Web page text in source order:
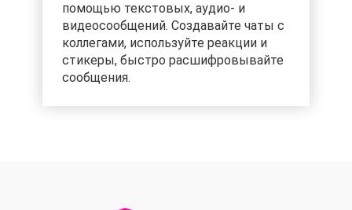
помощью текстовых, аудио- и
видеосообщений. Создавайте чаты с
коллегами, используйте реакции и
стикеры, быстро расшифровывайте
сообщения.